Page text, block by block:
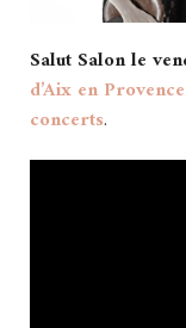
Salut Salon le
d’Aix en Provence
concerts.